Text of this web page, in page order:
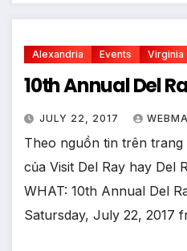
Alexandria Events Virginia
10th
JULY 22, 2017
Theo nguồn tin trên
của Visit Del Ray hay Del
WHAT: 10th Annual Del
Satursday, July 22, 2017